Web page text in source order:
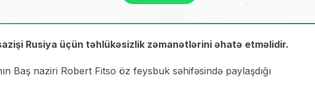
Rusiya üçün təhlükəsizlik zəmanətlərini əhatə etməlidir.
Baş naziri Robert Fitso öz feysbuk səhifəsində paylaşdığı